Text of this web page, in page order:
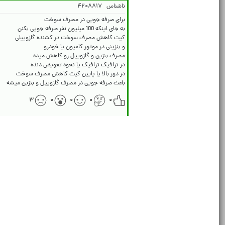
ناشناس ۴۲۰۸۸۱۷
باعث صرفه جویی در مصرف گازوییل و بنزین میشه
۰
۰ ۰ ۰ ۳